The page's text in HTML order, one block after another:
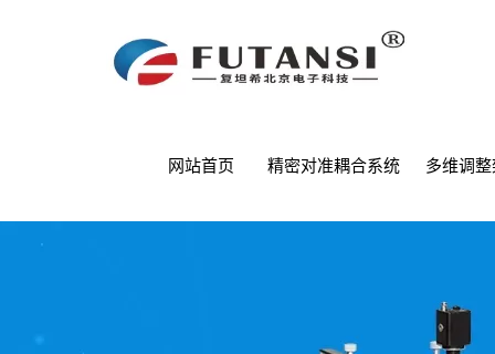
网站首页 精密对准耦合系统 多维调整